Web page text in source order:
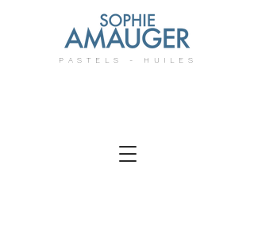
PASTELS - HUILES